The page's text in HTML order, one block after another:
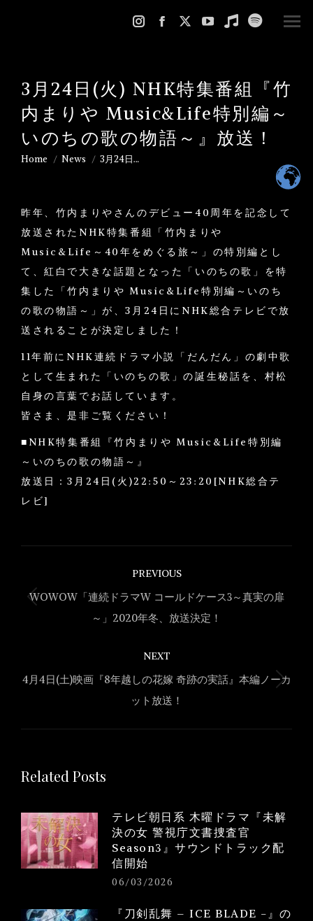
Instagram
in
new
window
Facebook
in
new
window
X
in
new
window
YouTube
in
new
window
Music
in
new
window
Spotify
new
3月24日(火) NHK特集番組『竹
内まりや Music&Life特別編～
いのちの歌の物語～』放送！
You are here:
Home News 3月24日…
昨年、竹内まりやさんのデビュー40周年を記念して
放送されたNHK特集番組「竹内まりや
Music&Life～40年をめぐる旅～」の特別編とし
て、紅白で大きな話題となった「いのちの歌」を特
集した「竹内まりや Music&Life特別編～いのち
の歌の物語～」が、3月24日にNHK総合テレビで放
送されることが決定しました！
11年前にNHK連続ドラマ小説「だんだん」の劇中歌
として生まれた「いのちの歌」の誕生秘話を、村松
自身の言葉でお話しています。
皆さま、是非ご覧ください！
■NHK特集番組『竹内まりや Music&Life特別編
～いのちの歌の物語～』
放送日：3月24日(火)22:50～23:20[NHK総合テ
レビ]
navigation
PREVIOUS
Previous
post:
WOWOW「連続ドラマW コールドケース3～真実の扉
～」2020年冬、放送決定！
NEXT
Next
post:
4月4日(土)映画『8年越しの花嫁 奇跡の実話』本編ノーカ
ット放送！
Related Posts
テレビ朝日系 木曜ドラマ『未解
決の女 警視庁文書捜査官
Season3』サウンドトラック配
信開始
06/03/2026
『刀剣乱舞 – ICE BLADE -』の